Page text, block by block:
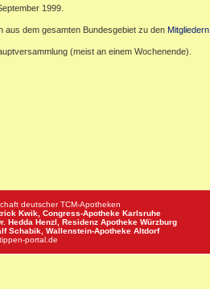
1999.
aus dem gesamten Bundesgebiet zu den Mitgliedern
(meist an einem Wochenende).
deutscher TCM-Apotheken
Kwik, Congress-Apotheke Karlsruhe
Hedda Henzl, Residenz Apotheke Würzburg
Schabik, Wallenstein-Apotheke Altdorf
tippen-portal.de